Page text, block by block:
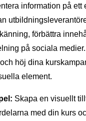
information på
förbättra
på sociala
höj dina
element.
Skapa en visuellt
med din kurs